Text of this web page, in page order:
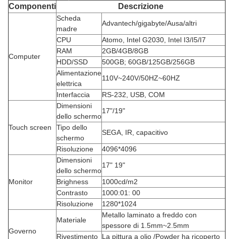
Componenti
Descrizione
Computer
Scheda
madre
Advantech/gigabyte/Ausa/altri
CPU
Atomo, Intel G2030, Intel I3/I5/I7
RAM
2GB/4GB/8GB
HDD/SSD
500GB; 60GB/125GB/256GB
Alimentazione
elettrica
110V~240V/50HZ~60HZ
Interfaccia RS-232, USB, COM
Touch screen
Dimensioni
dello schermo
17"/19"
Tipo dello
schermo
SEGA, IR, capacitivo
Risoluzione 4096*4096
Monitor
Dimensioni
dello schermo
17" 19"
Brighness
1000cd/m2
Contrasto
1000:01: 00
Risoluzione
1280*1024
Governo
Materiale
Metallo laminato a freddo con
spessore di 1.5mm~2.5mm
Rivestimento La pittura a olio /Powder ha ricoperto